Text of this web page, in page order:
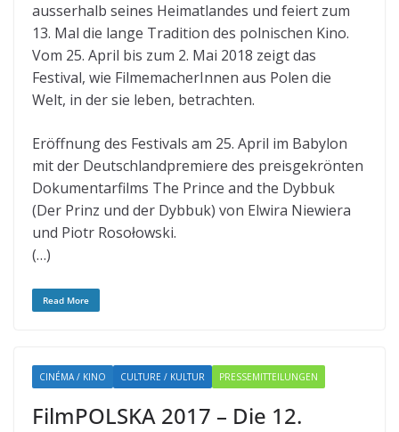
ausserhalb seines Heimatlandes und feiert zum
13. Mal die lange Tradition des polnischen Kino.
Vom 25. April bis zum 2. Mai 2018 zeigt das
Festival, wie FilmemacherInnen aus Polen die
Welt, in der sie leben, betrachten.
Eröffnung des Festivals am 25. April im Babylon
mit der Deutschlandpremiere des preisgekrönten
Dokumentarfilms The Prince and the Dybbuk
(Der Prinz und der Dybbuk) von Elwira Niewiera
und Piotr Rosołowski.
(…)
Read More
CINÉMA / KINO CULTURE / KULTUR PRESSEMITTEILUNGEN
FilmPOLSKA 2017 – Die 12.